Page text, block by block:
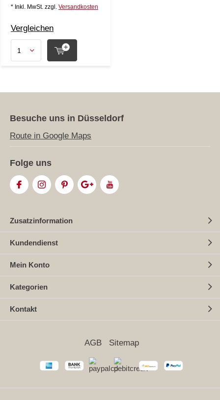
* Inkl. MwSt. zzgl. Versandkosten
Vergleichen
Besuche uns in Düsseldorf
Route in Google Maps
Folge uns
Zusatzinformation
Kundendienst
Mein Konto
Kategorien
Kontakt
AGB Sitemap